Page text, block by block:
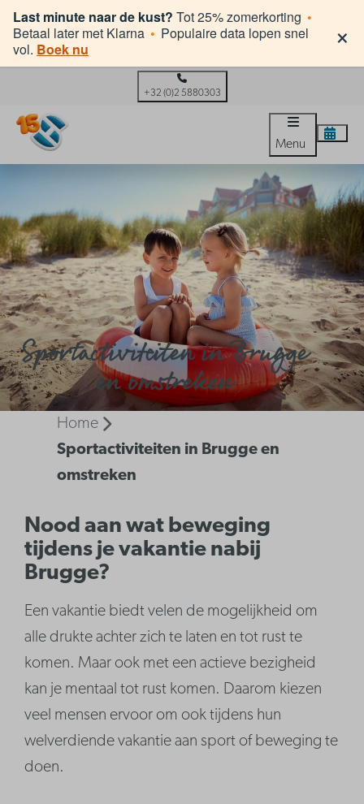
Last minute naar de kust? Tot 25% zomerkorting •
Betaal later met Klarna • Populaire data lopen snel
vol. Boek nu ×
+32 (0)2 5880303
Menu
Sportactiviteiten in Brugge
en omstreken
Home
Sportactiviteiten in Brugge en
omstreken
Nood aan wat beweging
tijdens je vakantie nabij
Brugge?
Een vakantie biedt velen de mogelijkheid om
alle drukte achter zich te laten en tot rust te
komen. Maar ook met een actieve bezigheid
kan je mentaal tot rust komen. Daarom kiezen
veel mensen ervoor om ook tijdens hun
welverdiende vakantie aan sport of beweging te
doen.